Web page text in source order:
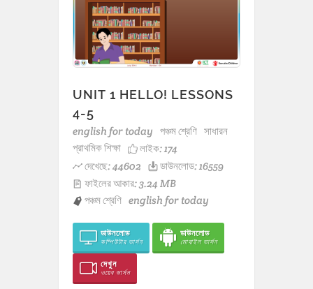
UNIT 1 HELLO! LESSONS
4-5
english for today পঞ্চম শ্রেণি সাধারন
প্রাথমিক শিক্ষা
লাইক:174
দেখেছে: 44602
ডাউনলোড: 16559
ফাইলের আকার: 3.24 MB
পঞ্চম শ্রেণি english for today
ডাউনলোড
কম্পিউটার ভার্সন
ডাউনলোড
মোবাইল ভার্সন
দেখুন
ওয়েব ভার্সন